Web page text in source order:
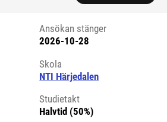
Ansökan stänger
2026-10-28
Skola
NTI Härjedalen
Studietakt
Halvtid (50%)